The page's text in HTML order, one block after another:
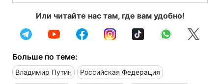
Или читайте нас там, где вам удобно!
Больше по теме:
Владимир Путин Российская Федерация